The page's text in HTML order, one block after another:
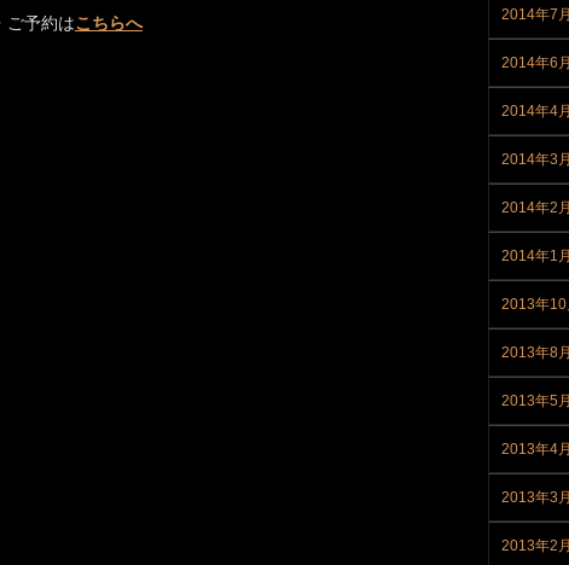
ご予約はこちらへ 2014年7月
2014年6月
2014年4月
2014年3月
2014年2月
2014年1月
2013年10
2013年8月
2013年5月
2013年4月
2013年3月
2013年2月